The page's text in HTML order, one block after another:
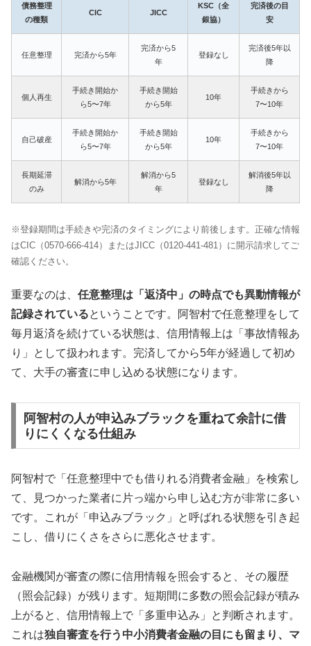
債務整理
の種類
CIC JICC
KSC（全
銀協）
完済後の目
安
任意整理 完済から5年
完済から5
年
登録なし
完済後5年以
降
個人再生
手続き開始か
ら5〜7年
手続き開始
から5年
10年
手続きから
7〜10年
自己破産
手続き開始か
ら5〜7年
手続き開始
から5年
10年
手続きから
7〜10年
長期延滞
のみ
解消から5年
解消から5
年
登録なし
解消後5年以
降
※登録期間は手続きや完済のタイミングにより前後します。正確な情報
はCIC（0570-666-414）またはJICC（0120-441-481）に開示請求してご
確認ください。
重要なのは、 任意整理は「返済中」の時点でも異動情報が
記録されているということです。阿智村で任意整理をして
毎月返済を続けている状態は、信用情報上は「事故情報あ
り」として扱われます。完済してから5年が経過して初め
て、大手の審査に申し込める状態になります。
阿智村の人が申込みブラックを重ねて余計に借
りにくくなる仕組み
阿智村で「任意整理中でも借りれる消費者金融」を検索し
て、見つかった業者に片っ端から申し込む方が非常に多い
です。これが「申込みブラック」と呼ばれる状態を引き起
こし、借りにくさをさらに悪化させます。
金融機関が審査の際に信用情報を照会すると、その履歴
（照会記録）が残ります。短期間に多数の照会記録が積み
上がると、信用情報上で「多重申込み」と判断されます。
これは独自審査を行う中小消費者金融の目にも留まり、マ